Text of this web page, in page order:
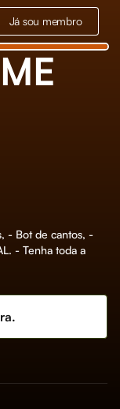
Já sou membro
- Bot de cantos, -
- Tenha toda a